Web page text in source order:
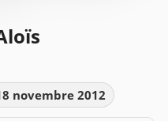
novembre 2012